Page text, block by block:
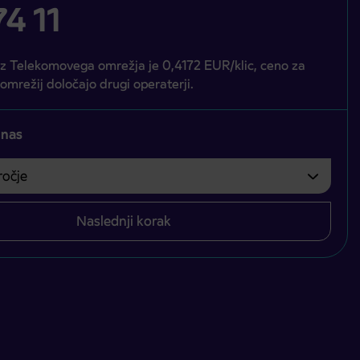
11
Telekomovega omrežja je 0,4172 EUR/klic, ceno za
določajo drugi operaterji.
izbrati.
Naslednji korak